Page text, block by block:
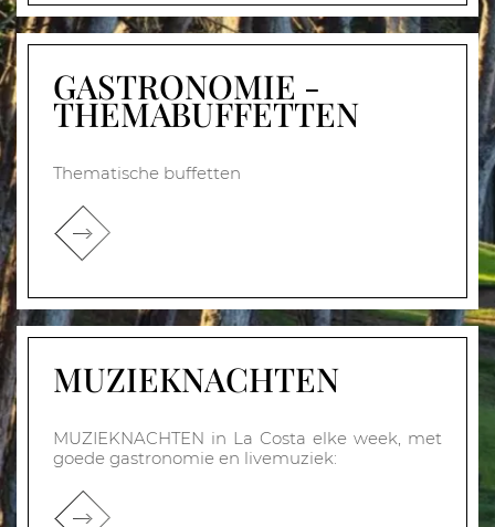
GASTRONOMIE -
THEMABUFFETTEN
Thematische buffetten
MUZIEKNACHTEN
MUZIEKNACHTEN in La Costa elke week, met
goede gastronomie en livemuziek: